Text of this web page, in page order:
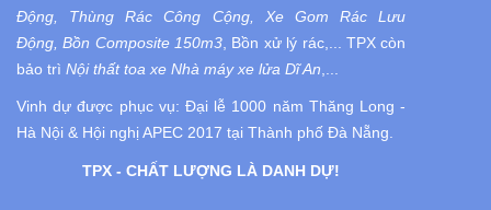
Động, Thùng Rác Công Cộng, Xe Gom Rác Lưu
Động, Bồn Composite 150m3 , Bồn xử lý rác,... TPX còn
bảo trì Nội thất toa xe Nhà máy xe lửa Dĩ An
Vinh dự được phục vụ:Đại lễ 1000 năm Thăng Long -
Hà Nội & Hội nghị APEC 2017 tại Thành phố Đà Nẵng.
TPX - CHẤT LƯỢNG LÀ DANH DỰ!